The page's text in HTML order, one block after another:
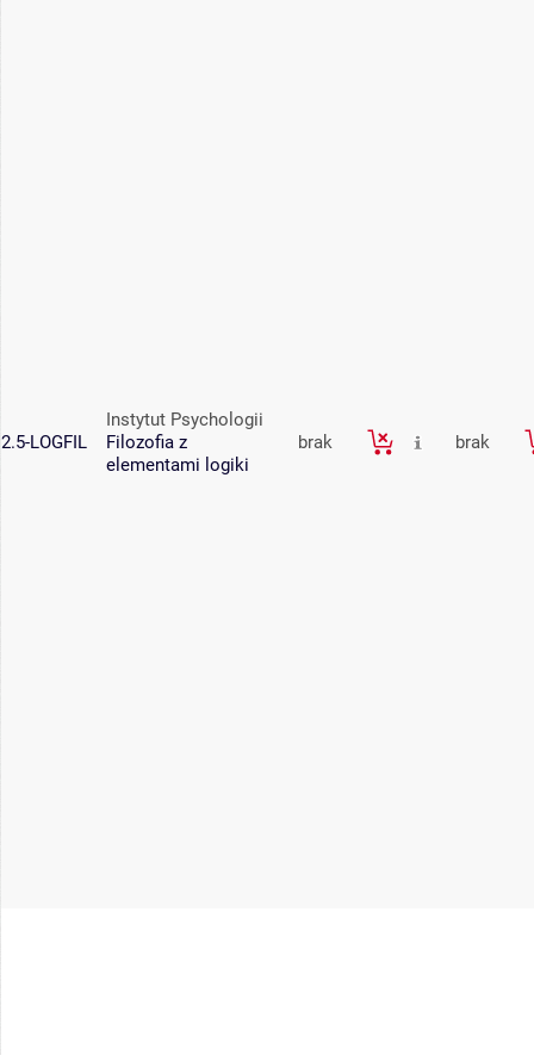
2.5-LOGFIL
Instytut Psychologii
Filozofia z
elementami logiki
brak brak